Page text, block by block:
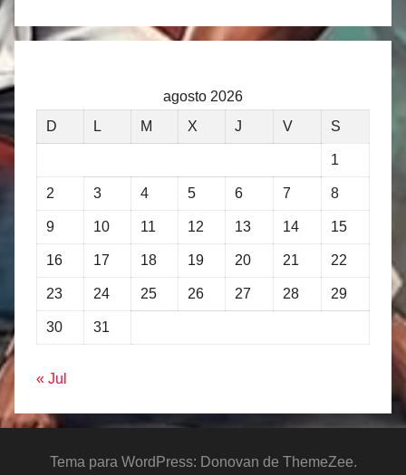
agosto 2026
D
L M X J V S
1
2 3 4 5 6 7 8
9 10 11 12 13 14 15
16 17 18 19 20 21 22
23 24 25 26 27 28 29
30 31
« Jul
Tema para WordPress: Donovan de ThemeZee.